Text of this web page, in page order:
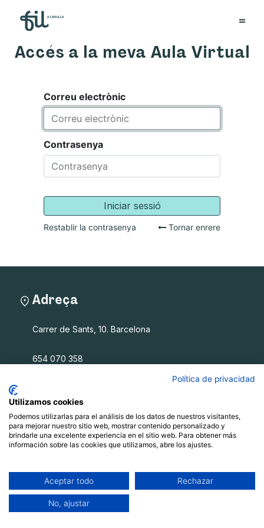
Accés a la meva Aula Virtual
Correu electrònic
Contrasenya
Iniciar sessió
Restablir la contrasenya Tornar enrere
Adreça
Carrer de Sants, 10. Barcelona
654 070 358
Fil a l'agulla SCCL
Què oferim
Blog
Recursos
Contacte
Política de privacidad
Utilizamos cookies
Podemos utilizarlas para el análisis de los datos de nuestros visitantes,
para mejorar nuestro sitio web, mostrar contenido personalizado y
brindarle una excelente experiencia en el sitio web. Para obtener más
información sobre las cookies que utilizamos, abre los ajustes.
Aceptar todo Rechazar
No, ajustar